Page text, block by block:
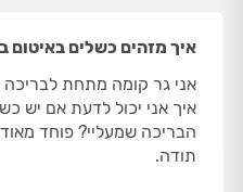
איך מזהים כשלים באיטום
אני גר קומה מתחת לבריכה
איך אני יכול לדעת אם יש
הבריכה שמעליי? פוחד
תודה.